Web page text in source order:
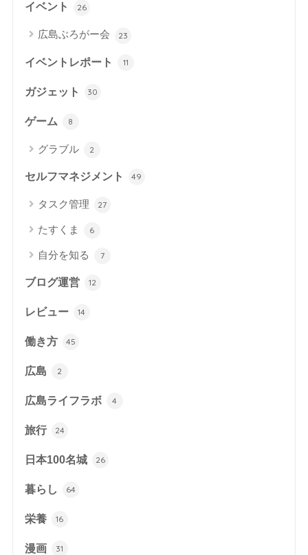
イベント 26
広島ぶろがー会 23
イベントレポート 11
ガジェット 30
ゲーム 8
グラブル 2
セルフマネジメント 49
タスク管理 27
たすくま 6
自分を知る 7
ブログ運営 12
レビュー 14
働き方 45
広島 2
広島ライフラボ 4
旅行 24
日本100名城 26
暮らし 64
栄養 16
漫画 31